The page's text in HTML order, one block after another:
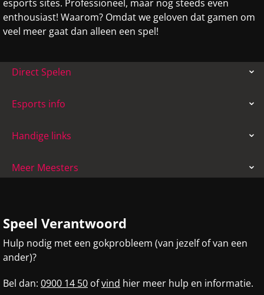
esports sites. Professioneel, maar nog steeds even
enthousiast! Waarom? Omdat we geloven dat gamen om
veel meer gaat dan alleen een spel!
Direct Spelen
Esports info
Handige links
Meer Meesters
Speel Verantwoord
Hulp nodig met een gokprobleem (van jezelf of van een
ander)?
Bel dan: 0900 14 50 ofvind hier meer hulp en informatie.